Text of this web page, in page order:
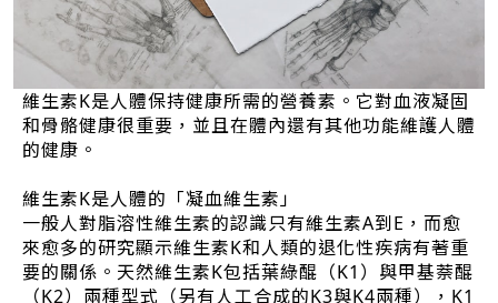
維生素K是人體保持健康所需的營養素。它對血液凝固
和骨骼健康很重要，並且在體內還有其他功能維護人體
的健康。
維生素K是人體的「凝血維生素」
一般人對脂溶性維生素的認識只有維生素A到E，而愈
來愈多的研究顯示維生素K和人類的退化性疾病有著重
要的關係。天然維生素K包括葉綠醌（K1）與甲基萘醌
（K2）兩種型式（另有人工合成的K3與K4兩種），K1